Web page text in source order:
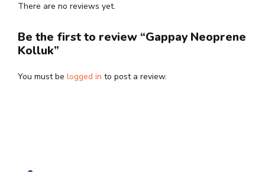
There are no reviews yet.
Be the first to review “Gappay Neoprene
Kolluk”
You must be logged in to post a review.